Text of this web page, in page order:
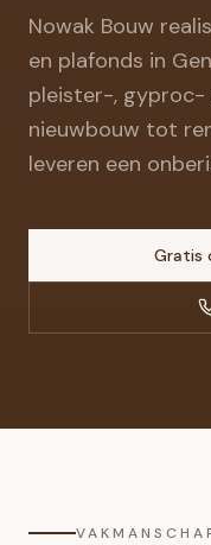
Nowak Bouw
en plafonds in
pleister-, gyproc-
nieuwbouw tot
leveren een
Gratis